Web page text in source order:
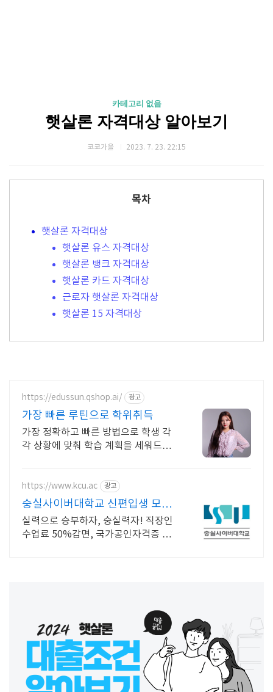
카테고리 없음
햇살론 자격대상 알아보기
코코가을 2023. 7. 23. 22:15
목차
햇살론 자격대상
햇살론 유스 자격대상
햇살론 뱅크 자격대상
햇살론 카드 자격대상
근로자 햇살론 자격대상
햇살론 15 자격대상
https://edussun.qshop.ai/ 광고
가장 빠른 루틴으로 학위취득
가장 정확하고 빠른 방법으로 학생 각
각 상황에 맞춰 학습 계획을 세워드립
https://www.kcu.ac 광고
숭실사이버대학교 신편입생 모집
중!
실력으로 승부하자, 숭실력자! 직장인
수업료 50%감면, 국가공인자격증 취